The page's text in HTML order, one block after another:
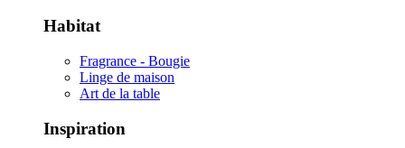
Habitat
Fragrance - Bougie
Linge de maison
Art de la table
Inspiration